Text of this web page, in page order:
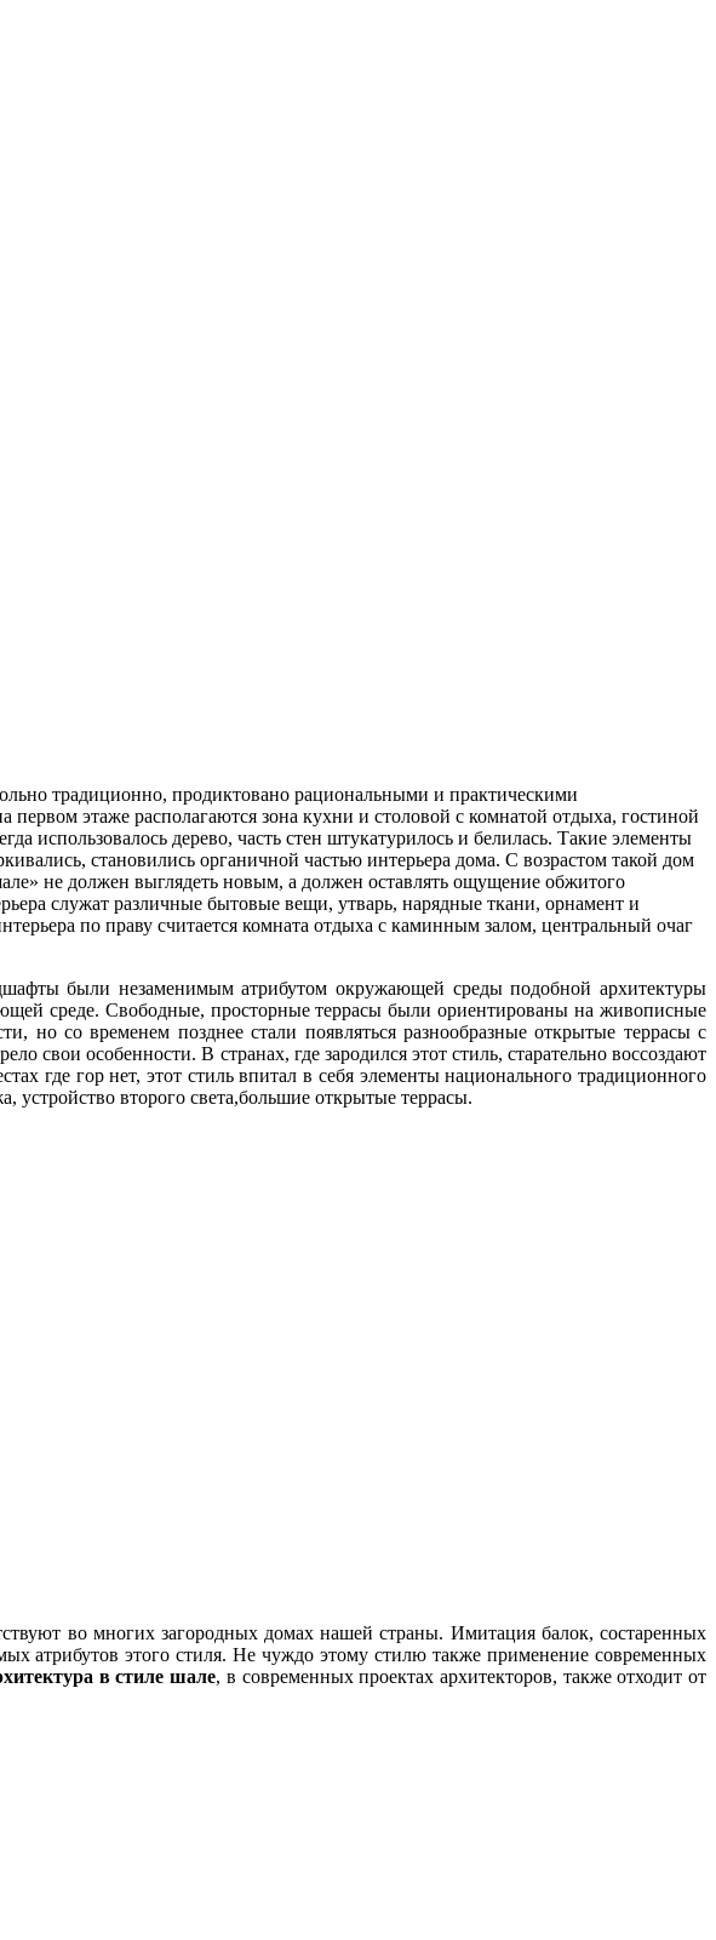
традиционно, продиктовано рациональными и практическими
этаже располагаются зона кухни и столовой с комнатой отдыха, гостиной
использовалось дерево, часть стен штукатурилось и белилась. Такие элементы
становились органичной частью интерьера дома. С возрастом такой дом
не должен выглядеть новым, а должен оставлять ощущение обжитого
служат различные бытовые вещи, утварь, нарядные ткани, орнамент и
по праву считается комната отдыха с каминным залом, центральный очаг
были незаменимым атрибутом окружающей среды подобной архитектуры
среде. Свободные, просторные террасы были ориентированы на живописные
но со временем позднее стали появляться разнообразные открытые террасы с
свои особенности. В странах, где зародился этот стиль, старательно воссоздают
где гор нет, этот стиль впитал в себя элементы национального традиционного
устройство второго света,большие открытые террасы.
во многих загородных домах нашей страны. Имитация балок, состаренных
атрибутов этого стиля. Не чуждо этому стилю также применение современных
в стиле шале, в современных проектах архитекторов, также отходит от